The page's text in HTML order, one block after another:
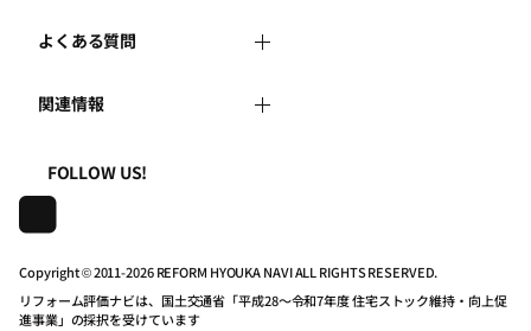
はじめての方へ
事務局へのお問い合せ
地域の相談窓口のみなさまへ
住宅関連機関リンク集
リフォーム事例を見る
リフォームを相談する
リフォームを学ぶ
マイページの活用
新着情報
講習会・セミナー
連携機関・企業・団体トピックス
よくある質問
よくある質問
利用規約
プライバシーポリシー
動作推奨環境について
関連情報
一般財団法人住まいづくりナビセンター
株式会社日本建築住宅センター
FOLLOW US!
Copyright © 2011-2026 REFORM HYOUKA NAVI ALL RIGHTS RESERVED.
リフォーム評価ナビは、国土交通省「平成28～令和7年度 住宅ストック維持・向上促
進事業」の採択を受けています